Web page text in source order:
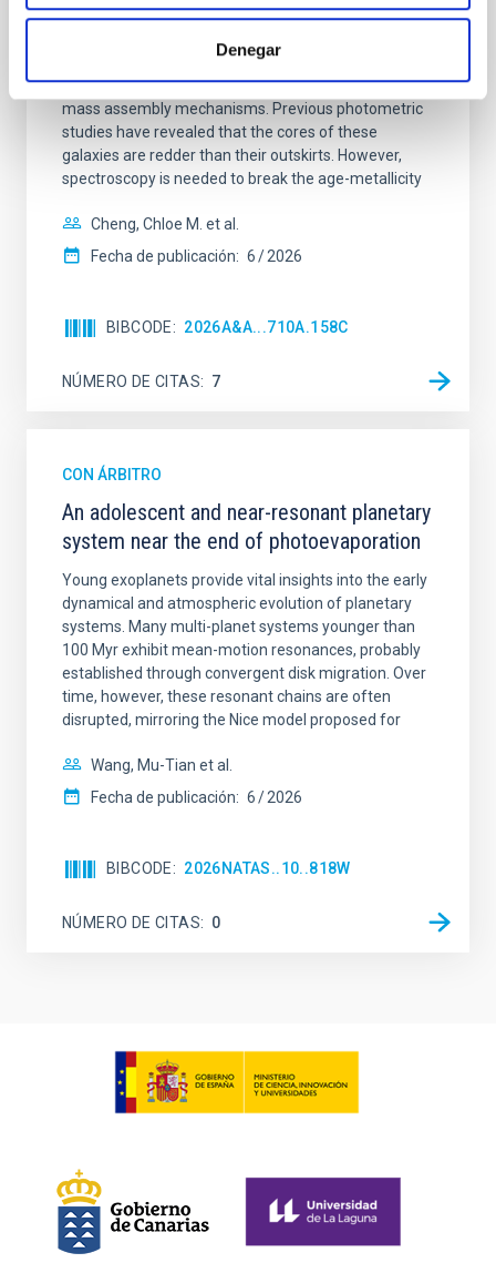
Denegar
quiescent galaxies at cosmic noon provide powerful
insights into star-formation quenching and stellar
mass assembly mechanisms. Previous photometric
studies have revealed that the cores of these
galaxies are redder than their outskirts. However,
spectroscopy is needed to break the age-metallicity
Cheng, Chloe M. et al.
Fecha de publicación: 6 2026
BIBCODE 2026A&A...710A.158C
NÚMERO DE CITAS 7
CON ÁRBITRO
An adolescent and near-resonant planetary
system near the end of photoevaporation
Young exoplanets provide vital insights into the early
dynamical and atmospheric evolution of planetary
systems. Many multi-planet systems younger than
100 Myr exhibit mean-motion resonances, probably
established through convergent disk migration. Over
time, however, these resonant chains are often
disrupted, mirroring the Nice model proposed for
Wang, Mu-Tian et al.
Fecha de publicación: 6 2026
BIBCODE 2026NATAS..10..818W
NÚMERO DE CITAS 0